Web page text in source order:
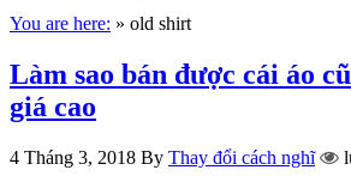
You are here: » old shirt
Làm sao bán được cái áo
giá cao
4 Tháng 3, 2018 By Thay đổi cách nghĩ